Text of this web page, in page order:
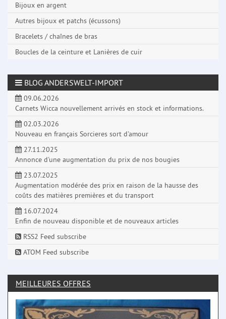
Bijoux en argent
Autres bijoux et patchs (écussons)
Bracelets / chaînes de bras
Boucles de la ceinture et Lanières de cuir
BLOG ANDERSWELT-IMPORT
09.06.2026
Carnets Wicca nouvellement arrivés en stock et informations.
02.03.2026
Nouveau en français Sorcieres sort d'amour
27.11.2025
Annonce d'une augmentation du prix de nos bougies
23.07.2025
Augmentation modérée des prix en raison de la hausse des
coûts des matières premières et du transport
16.07.2024
Enfin de nouveau disponible et de nouveaux articles
RSS2 Feed subscribe
ATOM Feed subscribe
MEILLEURES OFFRES